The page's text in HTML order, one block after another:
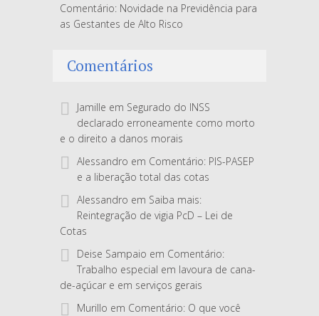
Comentário: Novidade na Previdência para
as Gestantes de Alto Risco
Comentários
Jamille em Segurado do INSS
declarado erroneamente como morto
e o direito a danos morais
Alessandro em Comentário: PIS-PASEP
e a liberação total das cotas
Alessandro em Saiba mais:
Reintegração de vigia PcD – Lei de
Cotas
Deise Sampaio em Comentário:
Trabalho especial em lavoura de cana-
de-açúcar e em serviços gerais
Murillo em Comentário: O que você